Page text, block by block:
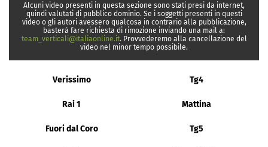
Alcuni video presenti in questa sezione sono stati presi da internet,
quindi valutati di pubblico dominio. Se i soggetti presenti in questi
video o gli autori avessero qualcosa in contrario alla pubblicazione,
basterà fare richiesta di rimozione inviando una mail a:
team_verticali@italiaonline.it. Provvederemo alla cancellazione del
video nel minor tempo possibile.
Verissimo Tg4
Rai 1 Mattina
Fuori dal Coro Tg5